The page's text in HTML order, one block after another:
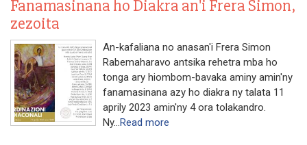
Fanamasinana ho Diakra an'i Frera Simon,
zezoita
An-kafaliana no anasan'i Frera Simon
Rabemaharavo antsika rehetra mba ho
tonga ary hiombom-bavaka aminy amin'ny
fanamasinana azy ho diakra ny talata 11
aprily 2023 amin'ny 4 ora tolakandro.
Ny...Read more